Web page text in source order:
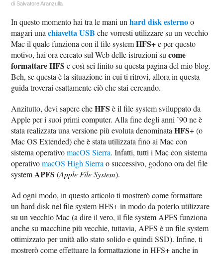
diSalvatore Aranzulla
In questo momento hai tra le mani unhard disk esternoo
magari unachiavetta USB che vorresti utilizzare su un vecchio
Mac il quale funziona con il file systemHFS+e per questo
motivo, hai ora cercato sul Web delle istruzioni sucome
formattare HFS e così sei finito su questa pagina del mio blog.
Beh, se questa è la situazione in cui ti ritrovi, allora in questa
guida troverai esattamente ciò che stai cercando.
Anzitutto, devi sapere cheHFS è il file system sviluppato da
Apple per i suoi primi computer. Alla fine degli anni ’90 ne è
stata realizzata una versione più evoluta denominataHFS+(o
Mac OS Extended) che è stata utilizzata fino ai Mac con
sistema operativomacOS Sierra. Infatti, tutti i Mac con sistema
operativomacOS High Sierra o successivo, godono ora del file
system APFS (Apple File System).
Ad ogni modo, in questo articolo ti mostrerò come formattare
un hard disk nel file system HFS+ in modo da poterlo utilizzare
su un vecchio Mac (a dire il vero, il file system APFS funziona
anche su macchine più vecchie, tuttavia, APFS è un file system
ottimizzato per unità allo stato solido e quindi SSD). Infine, ti
mostrerò come effettuare la formattazione in HFS+ anche in